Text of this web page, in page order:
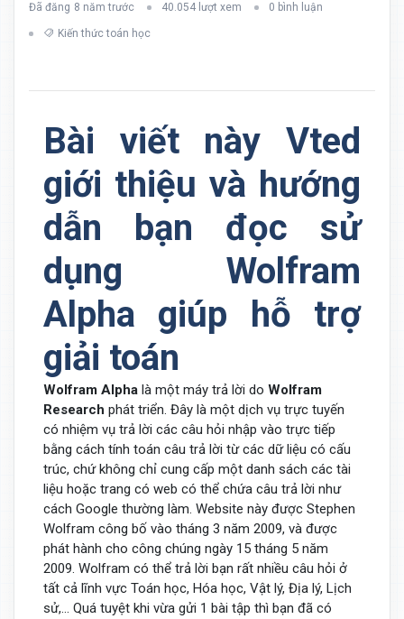
Đã đăng 8 năm trước 40.054 lượt xem 0 bình luận
Kiến thức toán học
Bài viết này Vted
giới thiệu và hướng
dẫn bạn đọc sử
dụng Wolfram
Alpha giúp hỗ trợ
giải toán
Wolfram Alpha là một máy trả lời do Wolfram
Research phát triển. Đây là một dịch vụ trực tuyến
có nhiệm vụ trả lời các câu hỏi nhập vào trực tiếp
bằng cách tính toán câu trả lời từ các dữ liệu có cấu
trúc, chứ không chỉ cung cấp một danh sách các tài
liệu hoặc trang có web có thể chứa câu trả lời như
cách Google thường làm. Website này được Stephen
Wolfram công bố vào tháng 3 năm 2009, và được
phát hành cho công chúng ngày 15 tháng 5 năm
2009. Wolfram có thể trả lời bạn rất nhiều câu hỏi ở
tất cả lĩnh vực Toán học, Hóa học, Vật lý, Địa lý, Lịch
sử,... Quá tuyệt khi vừa gửi 1 bài tập thì bạn đã có